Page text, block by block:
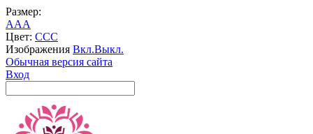
Размер:
AAA
Цвет: CCC
Изображения Вкл.Выкл.
Обычная версия сайта
Вход